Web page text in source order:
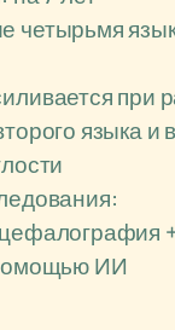
четырьмя
при
языка и
ИИ